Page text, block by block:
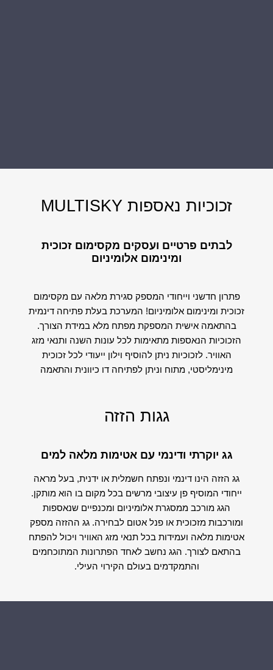
זכוכיות נאספות MULTISKY
לבתים פרטיים ועסקים מקסימום זכוכית
ומינימום אלומיניום
פתרון חדשני וייחודי המספק סגירת מלאה עם מקסימום
זכוכית ומינימום אלומיניום! המערכת בעלת פתיחה דינמית
בהתאמה אישית המספקת מפתח מלא במידת הצורך.
הזכוכיות הנאספות מתאימות לכל עונות השנה ותנאי מזג
האוויר. לזכוכיות ניתן להוסיף וילון ייעודי לכל זכוכית
מינימליסטי, מתוח וניתן לפתיחה דו כיוונית והתאמה
גגות הזזה
גג יוקרתי ודינמי עם אטימות מלאה למים
גג הזזה הינו דינמי ונפתח חשמלית או ידנית, בעל מראה
ייחודי המוסיף פן עיצובי מרשים בכל מקום בו הוא מותקן.
הגג מורכב ממסגרת אלומיניום ומכנפיים שנאספות
ומורכבות מזכוכית או פנל אטום לבחירה. גג ההזזה מספק
אטימות מלאה ועמידות בכל תנאי מזג האוויר ויכול להפתח
בהתאם לצורך. הגג נחשב לאחד הפתרונות המתוכחמים
והתמקדמים בעולם הקירוי העילי.